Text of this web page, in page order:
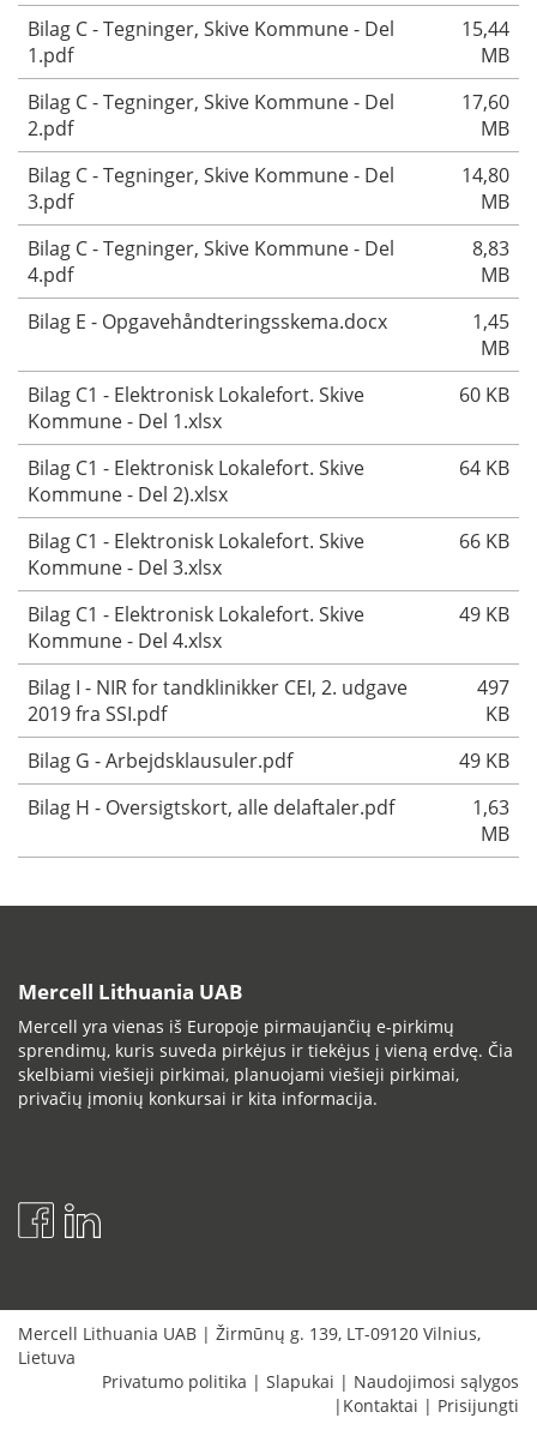
Bilag C - Tegninger, Skive Kommune - Del
1.pdf
15,44
MB
Bilag C - Tegninger, Skive Kommune - Del
2.pdf
17,60
MB
Bilag C - Tegninger, Skive Kommune - Del
3.pdf
14,80
MB
Bilag C - Tegninger, Skive Kommune - Del
4.pdf
8,83
MB
Bilag E - Opgavehåndteringsskema.docx
1,45
MB
Bilag C1 - Elektronisk Lokalefort. Skive
Kommune - Del 1.xlsx
60 KB
Bilag C1 - Elektronisk Lokalefort. Skive
Kommune - Del 2).xlsx
64 KB
Bilag C1 - Elektronisk Lokalefort. Skive
Kommune - Del 3.xlsx
66 KB
Bilag C1 - Elektronisk Lokalefort. Skive
Kommune - Del 4.xlsx
49 KB
Bilag I - NIR for tandklinikker CEI, 2. udgave
2019 fra SSI.pdf
497
KB
Bilag G - Arbejdsklausuler.pdf
49 KB
Bilag H - Oversigtskort, alle delaftaler.pdf
1,63
MB
Mercell Lithuania UAB
Mercell yra vienas iš Europoje pirmaujančių e-pirkimų
sprendimų, kuris suveda pirkėjus ir tiekėjus į vieną erdvę. Čia
skelbiami viešieji pirkimai, planuojami viešieji pirkimai,
privačių įmonių konkursai ir kita informacija.
Mercell Lithuania UAB | Žirmūnų g. 139, LT-09120 Vilnius,
Lietuva
Privatumo politika | Slapukai | Naudojimosi sąlygos
| Kontaktai | Prisijungti